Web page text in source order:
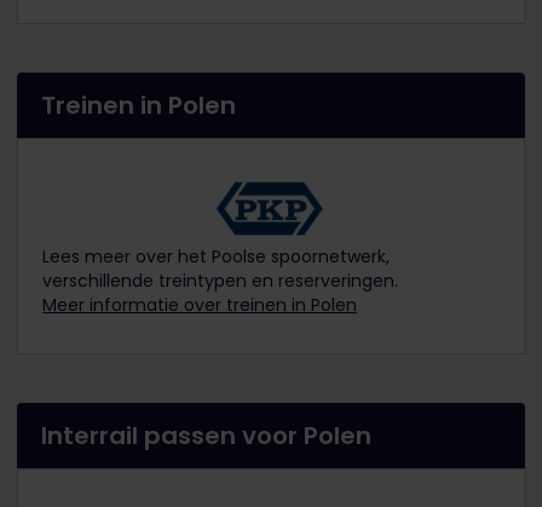
Treinen in Polen
Lees meer over het Poolse spoornetwerk,
verschillende treintypen en reserveringen.
Meer informatie over treinen in Polen
Interrail passen voor Polen